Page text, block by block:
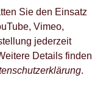
Sie den Einsatz
Vimeo,
jederzeit
Details finden
.